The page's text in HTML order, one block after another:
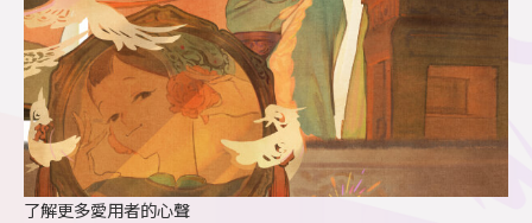
了解更多愛用者的心聲